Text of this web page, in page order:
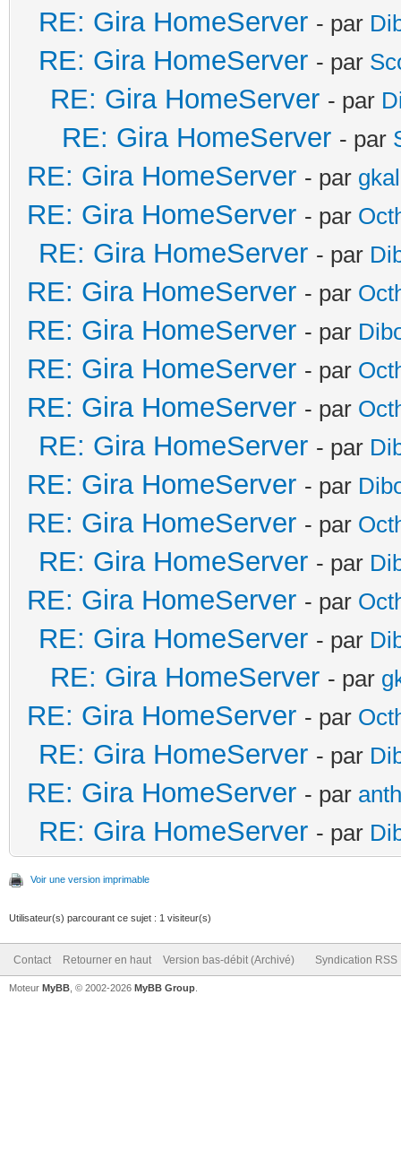
RE: Gira HomeServer - par
RE: Gira HomeServer - par
RE: Gira HomeServer - par
RE: Gira HomeServer - par
RE: Gira HomeServer - par
RE: Gira HomeServer - par
RE: Gira HomeServer - par
RE: Gira HomeServer - par
RE: Gira HomeServer - par
RE: Gira HomeServer - par
RE: Gira HomeServer - par
RE: Gira HomeServer - par
RE: Gira HomeServer - par
RE: Gira HomeServer - par
RE: Gira HomeServer - par
RE: Gira HomeServer - par
RE: Gira HomeServer - par
RE: Gira HomeServer - par
RE: Gira HomeServer - par
RE: Gira HomeServer - par
RE: Gira HomeServer - par
RE: Gira HomeServer - par
Voir une version imprimable
Utilisateur(s) parcourant ce sujet : 1 visiteur(s)
Contact Retourner en haut Version bas-débit (Archivé) Syndication RSS
Moteur MyBB , © 2002-2026 MyBB Group